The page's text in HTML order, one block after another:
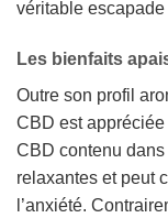
véritable
Les bienfaits
Outre son profil
CBD est
CBD contenu
relaxantes et peut
l’anxiété.